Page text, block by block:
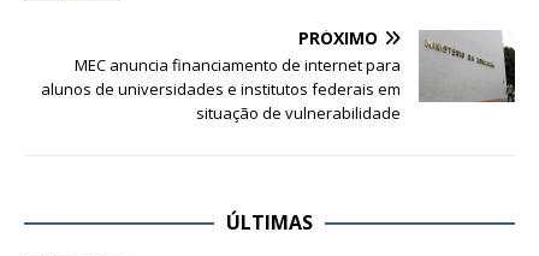
PRÓXIMO
MEC anuncia financiamento de internet para
alunos de universidades e institutos federais em
situação de vulnerabilidade
ÚLTIMAS